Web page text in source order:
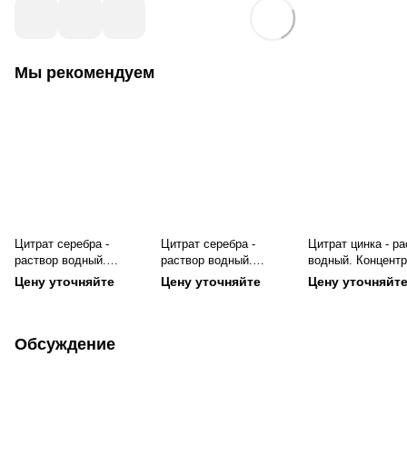
Мы рекомендуем
Цитрат серебра -
раствор водный.
Концентрат (1 л)
Цену уточняйте
Цитрат серебра -
раствор водный.
Концентрат (1 л)
Цену уточняйте
Цитрат цинка -
водный.
л)
Цену уточняйте
Обсуждение